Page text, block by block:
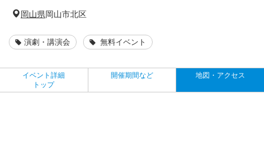
岡山県岡山市北区
演劇・講演会 無料イベント
イベント詳細
トップ
開催期間など 地図・アクセス